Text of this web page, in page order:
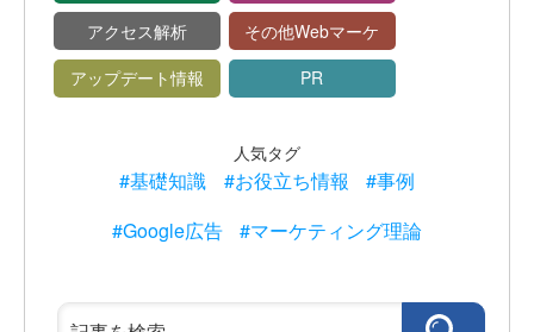
アクセス解析
その他Webマーケ
アップデート情報
PR
人気タグ
#基礎知識 #お役立ち情報
#事例
#Google広告
#マーケティング理論